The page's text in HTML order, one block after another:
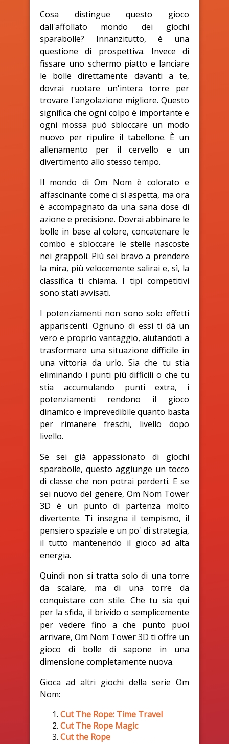
Cosa distingue questo gioco
dall'affollato mondo dei giochi
sparabolle? Innanzitutto, è una
questione di prospettiva. Invece di
fissare uno schermo piatto e lanciare
le bolle direttamente davanti a te,
dovrai ruotare un'intera torre per
trovare l'angolazione migliore. Questo
significa che ogni colpo è importante e
ogni mossa può sbloccare un modo
nuovo per ripulire il tabellone. È un
allenamento per il cervello e un
divertimento allo stesso tempo.
Il mondo di Om Nom è colorato e
affascinante come ci si aspetta, ma ora
è accompagnato da una sana dose di
azione e precisione. Dovrai abbinare le
bolle in base al colore, concatenare le
combo e sbloccare le stelle nascoste
nei grappoli. Più sei bravo a prendere
la mira, più velocemente salirai e, sì, la
classifica ti chiama. I tipi competitivi
sono stati avvisati.
I potenziamenti non sono solo effetti
appariscenti. Ognuno di essi ti dà un
vero e proprio vantaggio, aiutandoti a
trasformare una situazione difficile in
una vittoria da urlo. Sia che tu stia
eliminando i punti più difficili o che tu
stia accumulando punti extra, i
potenziamenti rendono il gioco
dinamico e imprevedibile quanto basta
per rimanere freschi, livello dopo
livello.
Se sei già appassionato di giochi
sparabolle, questo aggiunge un tocco
di classe che non potrai perderti. E se
sei nuovo del genere, Om Nom Tower
3D è un punto di partenza molto
divertente. Ti insegna il tempismo, il
pensiero spaziale e un po' di strategia,
il tutto mantenendo il gioco ad alta
energia.
Quindi non si tratta solo di una torre
da scalare, ma di una torre da
conquistare con stile. Che tu sia qui
per la sfida, il brivido o semplicemente
per vedere fino a che punto puoi
arrivare, Om Nom Tower 3D ti offre un
gioco di bolle di sapone in una
dimensione completamente nuova.
Gioca ad altri giochi della serie Om
Nom:
Cut The Rope: Time Travel
Cut The Rope Magic
Cut the Rope